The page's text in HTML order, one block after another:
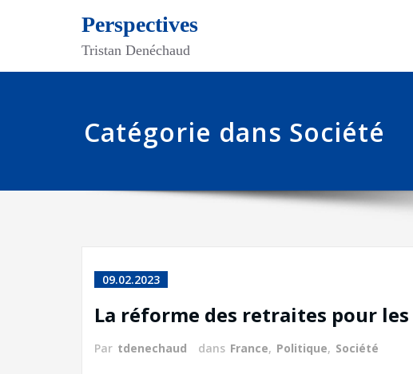
Perspectives
Tristan Denéchaud
Catégorie dans Société
09.02.2023
La réforme des retraites pour
Par tdenechaud dans France, Politique, Société